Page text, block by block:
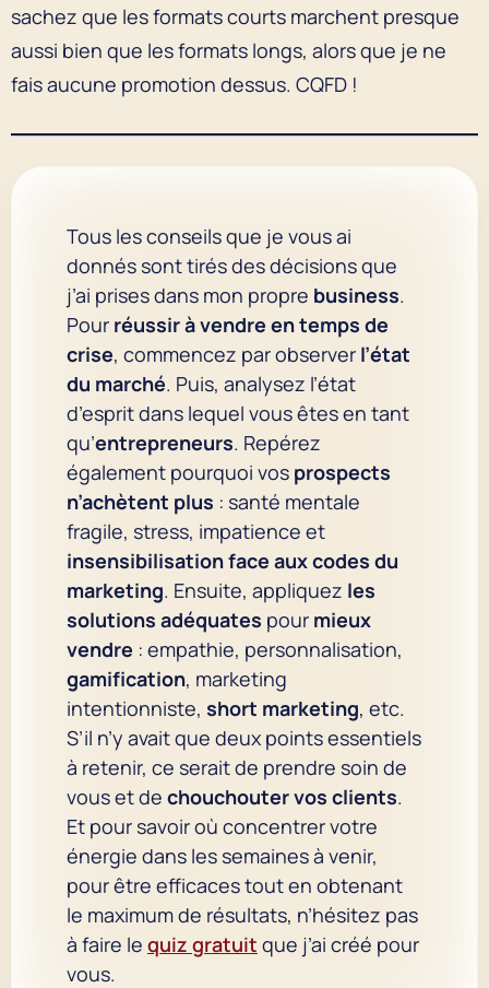
sachez que les formats courts marchent presque
aussi bien que les formats longs, alors que je ne
fais aucune promotion dessus. CQFD !
Tous les conseils que je vous ai
donnés sont tirés des décisions que
j’ai prises dans mon propre business.
Pour réussir à vendre en temps de
crise, commencez par observer l’état
du marché. Puis, analysez l’état
d’esprit dans lequel vous êtes en tant
qu’entrepreneurs. Repérez
également pourquoi vos prospects
n’achètent plus : santé mentale
fragile, stress, impatience et
insensibilisation face aux codes du
marketing. Ensuite, appliquez les
solutions adéquates pour mieux
vendre : empathie, personnalisation,
gamification, marketing
intentionniste, short marketing, etc.
S’il n’y avait que deux points essentiels
à retenir, ce serait de prendre soin de
vous et de chouchouter vos clients.
Et pour savoir où concentrer votre
énergie dans les semaines à venir,
pour être efficaces tout en obtenant
le maximum de résultats, n’hésitez pas
à faire le quiz gratuit que j’ai créé pour
vous.